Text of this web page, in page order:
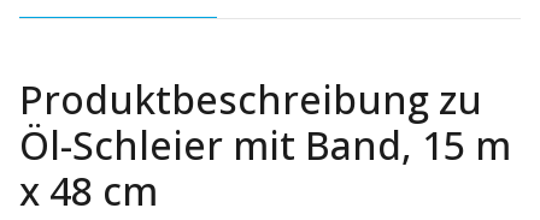
Produktbeschreibung zu
Öl-Schleier mit Band, 15 m
x 48 cm